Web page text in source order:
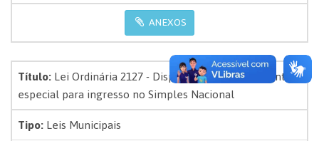
ANEXOS
Título:Lei Ordinária 2127 - Dispõe sobre parcelamento
especial para ingresso no Simples Nacional
Tipo:Leis Municipais